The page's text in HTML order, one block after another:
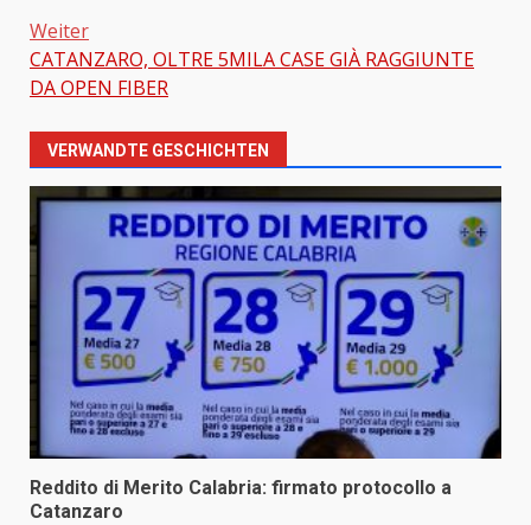
Weiter
CATANZARO, OLTRE 5MILA CASE GIÀ RAGGIUNTE
DA OPEN FIBER
VERWANDTE GESCHICHTEN
Reddito di Merito Calabria: firmato protocollo a
Catanzaro